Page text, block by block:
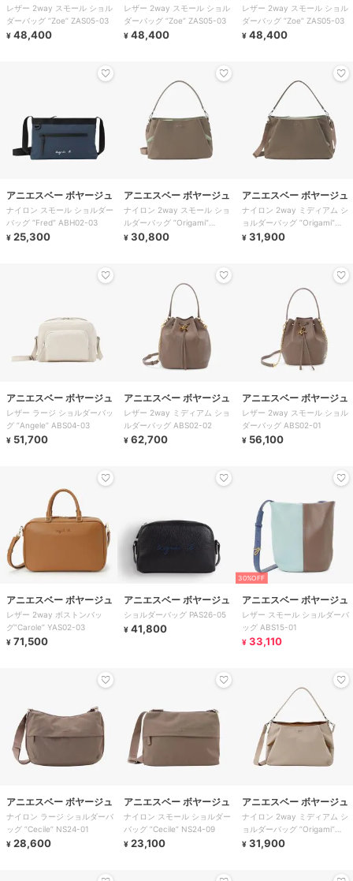
レザー 2way スモール ショル
ダーバッグ ”Zoe” ZAS05-03
¥ 48,400
レザー 2way スモール ショル
ダーバッグ ”Zoe” ZAS05-03
¥ 48,400
レザー 2way スモール ショル
ダーバッグ ”Zoe” ZAS05-03
¥ 48,400
アニエスベー ボヤージュ
ナイロン スモール ショルダー
バッグ ”Fred” ABH02-03
¥ 25,300
アニエスベー ボヤージュ
ナイロン 2way スモール ショ
ルダーバッグ ”Origami”
ABS07-01
¥ 30,800
アニエスベー ボヤージュ
ナイロン 2way ミディアム シ
ョルダーバッグ ”Origami”
ABS07-02
¥ 31,900
アニエスベー ボヤージュ
レザー ラージ ショルダーバッ
グ ”Angele” ABS04-03
¥ 51,700
アニエスベー ボヤージュ
レザー 2way ミディアム ショ
ルダーバッグ ABS02-02
¥ 62,700
アニエスベー ボヤージュ
レザー 2way スモール ショル
ダーバッグ ABS02-01
¥ 56,100
アニエスベー ボヤージュ
レザー 2way ボストンバッ
グ”Carole” YAS02-03
¥ 71,500
アニエスベー ボヤージュ
ショルダーバッグ PAS26-05
¥ 41,800
30%OFF
アニエスベー ボヤージュ
レザー スモール ショルダーバ
ッグ ABS15-01
¥ 33,110
アニエスベー ボヤージュ
ナイロン ラージ ショルダーバ
ッグ ”Cecile” NS24-01
¥ 28,600
アニエスベー ボヤージュ
ナイロン スモール ショルダー
バッグ ”Cecile” NS24-09
¥ 23,100
アニエスベー ボヤージュ
ナイロン 2way ミディアム シ
ョルダーバッグ ”Origami”
ABS07-02
¥ 31,900